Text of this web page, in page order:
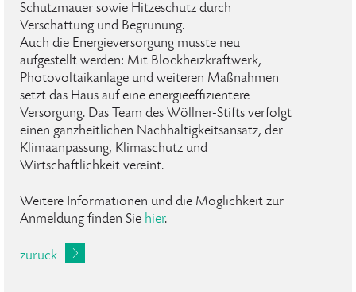
Schutzmauer sowie Hitzeschutz durch
Verschattung und Begrünung.
Auch die Energieversorgung musste neu
aufgestellt werden: Mit Blockheizkraftwerk,
Photovoltaikanlage und weiteren Maßnahmen
setzt das Haus auf eine energieeffizientere
Versorgung. Das Team des Wöllner-Stifts verfolgt
einen ganzheitlichen Nachhaltigkeitsansatz, der
Klimaanpassung, Klimaschutz und
Wirtschaftlichkeit vereint.
Weitere Informationen und die Möglichkeit zur
Anmeldung finden Sie hier.
zurück